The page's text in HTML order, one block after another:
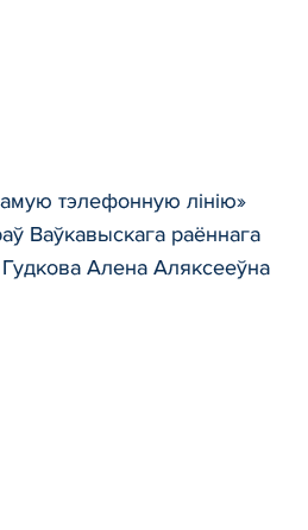
тэлефонную лінію»
Ваўкавыскага раённага
Гудкова Алена Аляксееўна